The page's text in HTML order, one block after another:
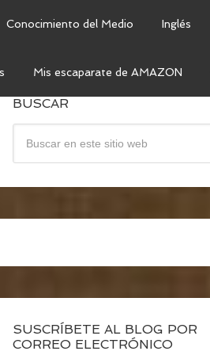
Conocimiento del Medio Inglés
Mis escaparate de AMAZON
BUSCAR
SUSCRÍBETE AL BLOG POR
CORREO ELECTRÓNICO